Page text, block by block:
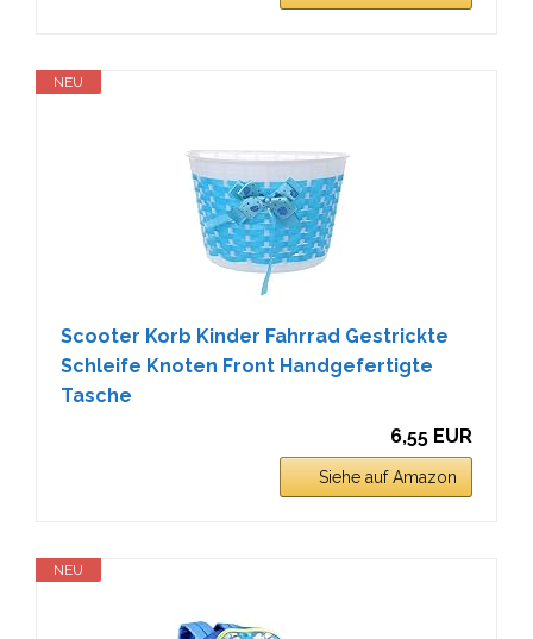
NEU
Scooter Korb Kinder Fahrrad Gestrickte
Schleife Knoten Front Handgefertigte
Tasche
6,55 EUR
Siehe auf Amazon
NEU